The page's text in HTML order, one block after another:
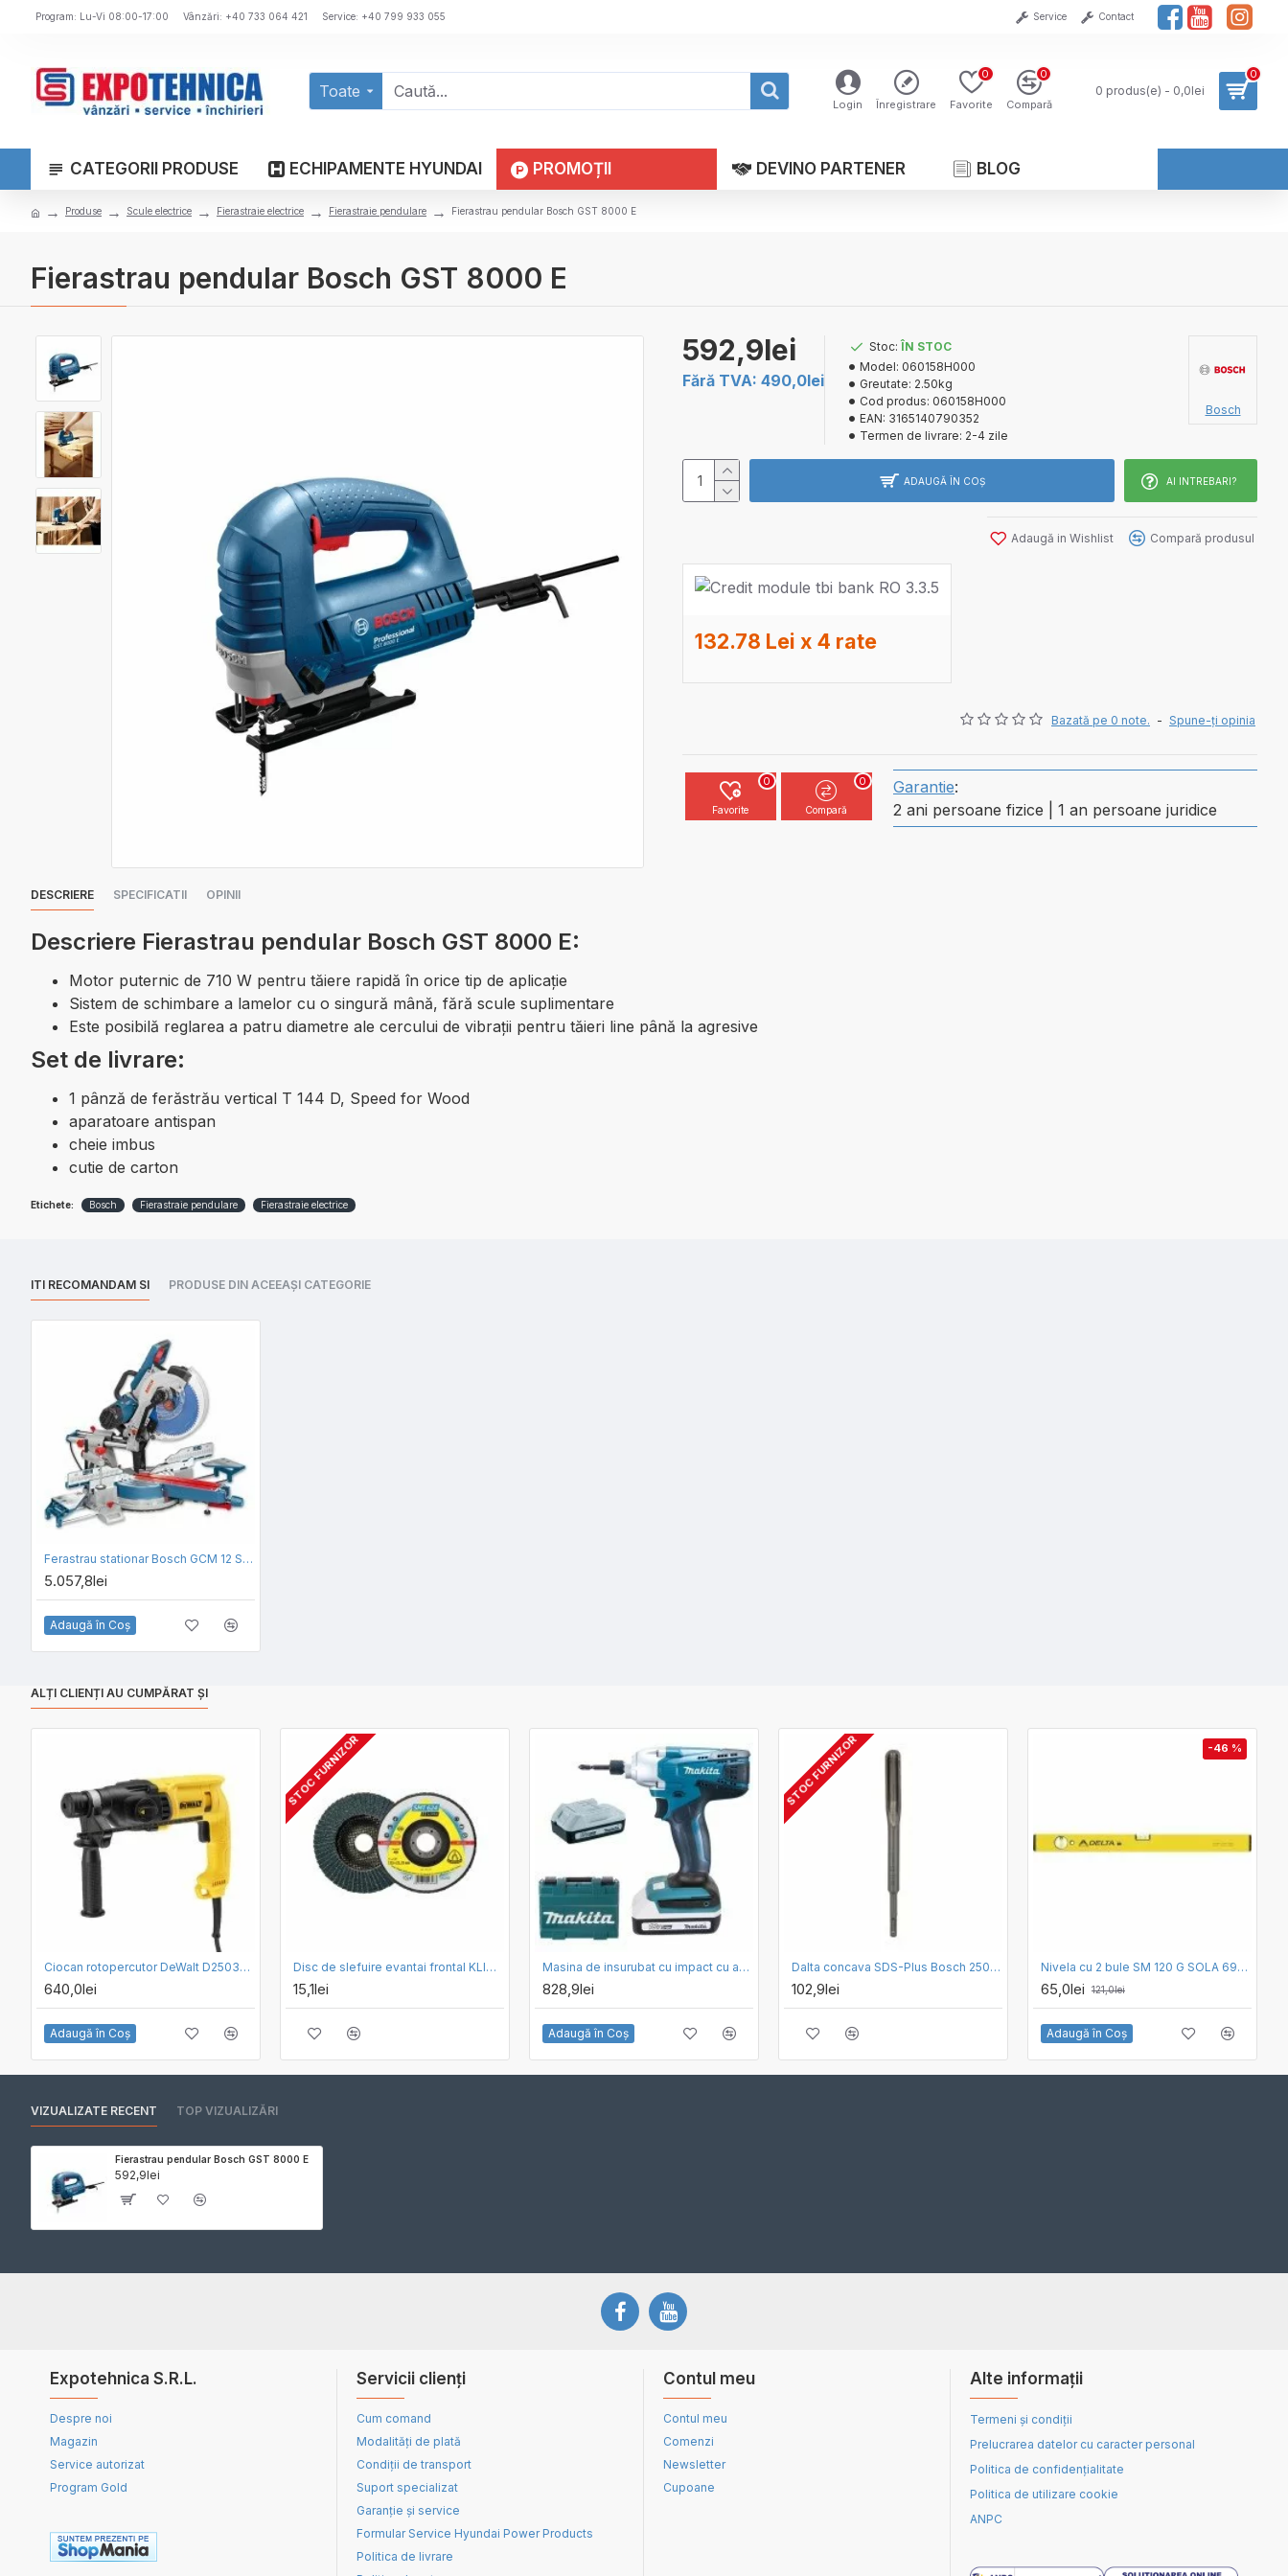
Program: Lu-Vi 08:00-17:00 Vânzări: +40 733 064 421 Service: +40 799 933 055 Service Contact
Toate
Login Înregistrare Favorite
0
Compară
0
0 produs(e) - 0,0lei
0
CATEGORII PRODUSE ECHIPAMENTE HYUNDAI PROMOȚII DEVINO PARTENER BLOG
Produse Scule electrice Fierastraie electrice Fierastraie pendulare Fierastrau pendular Bosch GST 8000 E
Fierastrau pendular Bosch GST 8000 E
Bazată pe 0 note. - Spune-ţi opinia
592,9lei
Fără TVA: 490,0lei
Stoc: ÎN STOC
Model: 060158H000
Greutate: 2.50kg
Cod produs: 060158H000
EAN: 3165140790352
Termen de livrare: 2-4 zile
Bosch
ADAUGĂ ÎN COŞ AI INTREBARI?
Adaugă in Wishlist Compară produsul
132.78 Lei x 4 rate
Favorite
0
Compară
0 Garantie:
2 ani persoane fizice | 1 an persoane juridice
DESCRIERE SPECIFICATII OPINII
Descriere Fierastrau pendular Bosch GST 8000 E:
Motor puternic de 710 W pentru tăiere rapidă în orice tip de aplicaţie
Sistem de schimbare a lamelor cu o singură mână, fără scule suplimentare
Este posibilă reglarea a patru diametre ale cercului de vibraţii pentru tăieri line până la agresive
Set de livrare:
1 pânză de ferăstrău vertical T 144 D, Speed for Wood
aparatoare antispan
cheie imbus
cutie de carton
Etichete: Bosch Fierastraie pendulare Fierastraie electrice
ITI RECOMANDAM SI PRODUSE DIN ACEEAȘI CATEGORIE
Ferastrau stationar Bosch GCM 12 SDE
5.057,8lei
Adaugă în Coş
ALȚI CLIENȚI AU CUMPĂRAT ȘI
Ciocan rotopercutor DeWalt D25033-QS, SDS Plus 710 W
640,0lei
Adaugă în Coş
STOC FURNIZOR
Disc de slefuire evantai frontal KLINGSPOR SMT 624 SUPRA 125mm, G80
15,1lei
Masina de insurubat cu impact cu acumulatori Makita TD127DWE
828,9lei
Adaugă în Coş
STOC FURNIZOR
Dalta concava SDS-Plus Bosch 250 x 22
102,9lei
-46 %
Nivela cu 2 bule SM 120 G SOLA 69021401
65,0lei 121,0lei
Adaugă în Coş
VIZUALIZATE RECENT TOP VIZUALIZĂRI
Fierastrau pendular Bosch GST 8000 E
592,9lei
Expotehnica S.R.L.
Despre noi
Magazin
Service autorizat
Program Gold
Servicii clienți
Cum comand
Modalități de plată
Condiții de transport
Suport specializat
Garanție și service
Formular Service Hyundai Power Products
Politica de livrare
Contul meu
Contul meu
Comenzi
Newsletter
Cupoane
Alte informații
Termeni și condiții
Prelucrarea datelor cu caracter personal
Politica de confidențialitate
Politica de utilizare cookie
ANPC